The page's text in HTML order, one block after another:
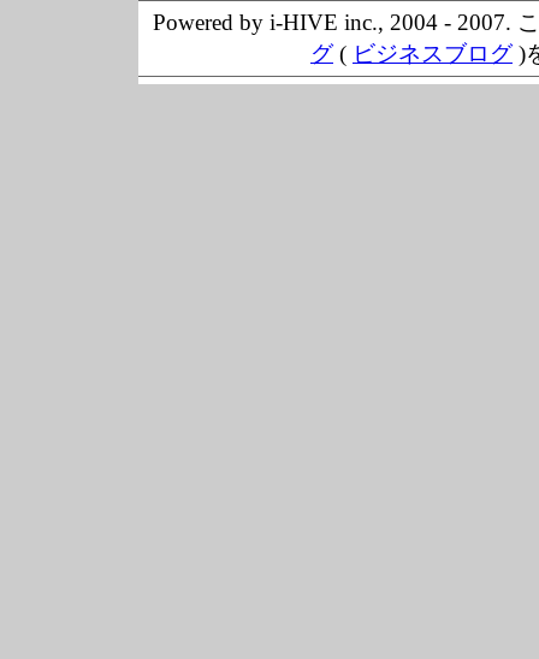
Powered by i-HIVE inc., 2004 - 2007.
グ( ビジネスブログ)